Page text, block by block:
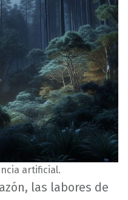
artificial.
las labores de